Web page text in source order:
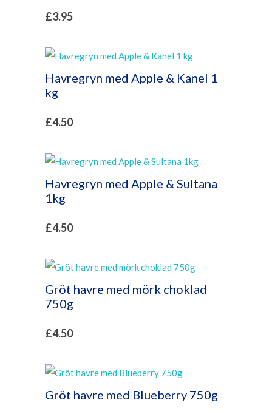
£3.95
Havregryn med Apple & Kanel 1
kg
£4.50
Havregryn med Apple & Sultana
1kg
£4.50
Gröt havre med mörk choklad
750g
£4.50
Gröt havre med Blueberry 750g